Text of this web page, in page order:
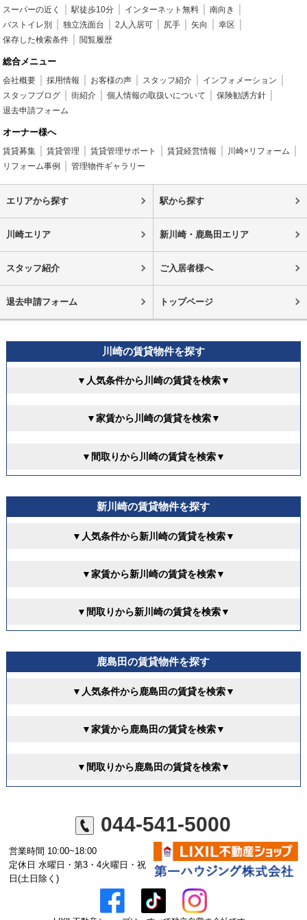
スーパーの近く
駅徒歩10分 インターネット無料
南向き
バストイレ別
独立洗面台 2人入居可 尻手 矢向
幸区
保存した検索条件
閲覧履歴
総合メニュー
会社概要 採用情報 お客様の声 スタッフ紹介
インフォメーション
スタッフブログ
街紹介 個人情報の取扱いについて
保険勧誘方針
退去申請フォーム
オーナー様へ
賃貸募集 賃貸管理 賃貸管理サポート 賃貸経営情報
川崎×リフォーム
リフォーム事例
管理物件ギャラリー
エリアから探す 駅から探す
川崎エリア 新川崎・鹿島田エリア
スタッフ紹介 ご入居者様へ
退去申請フォーム トップページ
川崎の賃貸物件を探す
▼人気条件から川崎の賃貸を検索▼
▼家賃から川崎の賃貸を検索▼
▼間取りから川崎の賃貸を検索▼
新川崎の賃貸物件を探す
▼人気条件から新川崎の賃貸を検索▼
▼家賃から新川崎の賃貸を検索▼
▼間取りから新川崎の賃貸を検索▼
鹿島田の賃貸物件を探す
▼人気条件から鹿島田の賃貸を検索▼
▼家賃から鹿島田の賃貸を検索▼
▼間取りから鹿島田の賃貸を検索▼
044-541-5000
営業時間 10:00~18:00
定休日 水曜日・第3・4火曜日・祝
日(土日除く)